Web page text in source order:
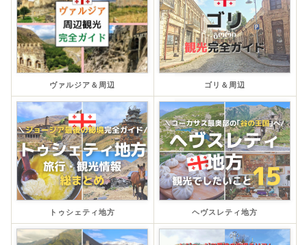
ヴァルジア＆周辺 ゴリ＆周辺
トゥシェティ地方 ヘヴスレティ地方